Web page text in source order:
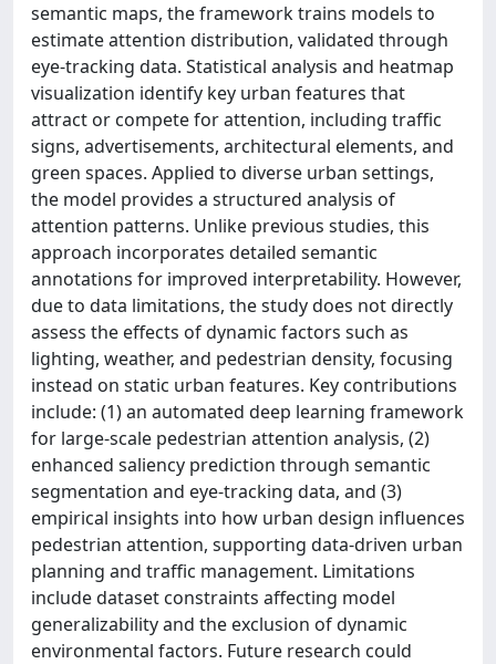
semantic maps, the framework trains models to
estimate attention distribution, validated through
eye-tracking data. Statistical analysis and heatmap
visualization identify key urban features that
attract or compete for attention, including traffic
signs, advertisements, architectural elements, and
green spaces. Applied to diverse urban settings,
the model provides a structured analysis of
attention patterns. Unlike previous studies, this
approach incorporates detailed semantic
annotations for improved interpretability. However,
due to data limitations, the study does not directly
assess the effects of dynamic factors such as
lighting, weather, and pedestrian density, focusing
instead on static urban features. Key contributions
include: (1) an automated deep learning framework
for large-scale pedestrian attention analysis, (2)
enhanced saliency prediction through semantic
segmentation and eye-tracking data, and (3)
empirical insights into how urban design influences
pedestrian attention, supporting data-driven urban
planning and traffic management. Limitations
include dataset constraints affecting model
generalizability and the exclusion of dynamic
environmental factors. Future research could